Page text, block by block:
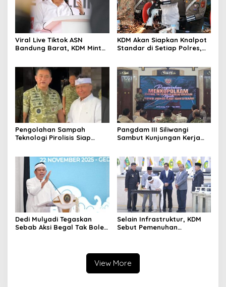
Viral Live Tiktok ASN
Bandung Barat, KDM Minta
KDM Akan Siapkan Knalpot
Standar di Setiap Polres,
Pengolahan Sampah
Teknologi Pirolisis Siap
Barat
Pangdam III Siliwangi
Sambut Kunjungan Kerja
Dedi Mulyadi Tegaskan
Sebab Aksi Begal Tak Boleh
Selain Infrastruktur, KDM
Sebut Pemenuhan
View More